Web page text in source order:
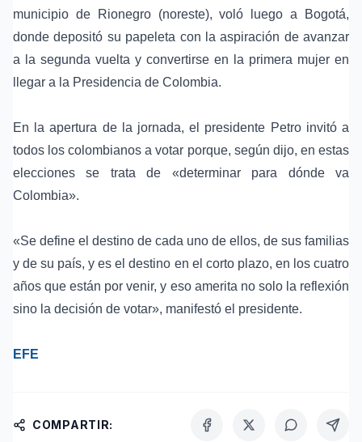
municipio de Rionegro (noreste), voló luego a Bogotá,
donde depositó su papeleta con la aspiración de avanzar
a la segunda vuelta y convertirse en la primera mujer en
llegar a la Presidencia de Colombia.
En la apertura de la jornada, el presidente Petro invitó a
todos los colombianos a votar porque, según dijo, en estas
elecciones se trata de «determinar para dónde va
Colombia».
«Se define el destino de cada uno de ellos, de sus familias
y de su país, y es el destino en el corto plazo, en los cuatro
años que están por venir, y eso amerita no solo la reflexión
sino la decisión de votar», manifestó el presidente.
EFE
COMPARTIR: